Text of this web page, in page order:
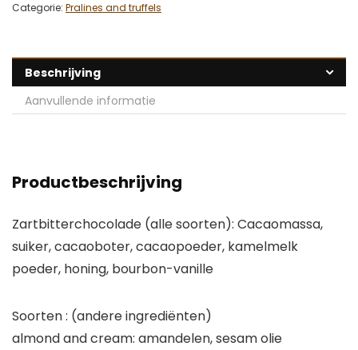
Categorie: Pralines and truffels
Beschrijving
Aanvullende informatie
Productbeschrijving
Zartbitterchocolade (alle soorten): Cacaomassa,
suiker, cacaoboter, cacaopoeder, kamelmelk
poeder, honing, bourbon-vanille
Soorten : (andere ingrediënten)
almond and cream: amandelen, sesam olie